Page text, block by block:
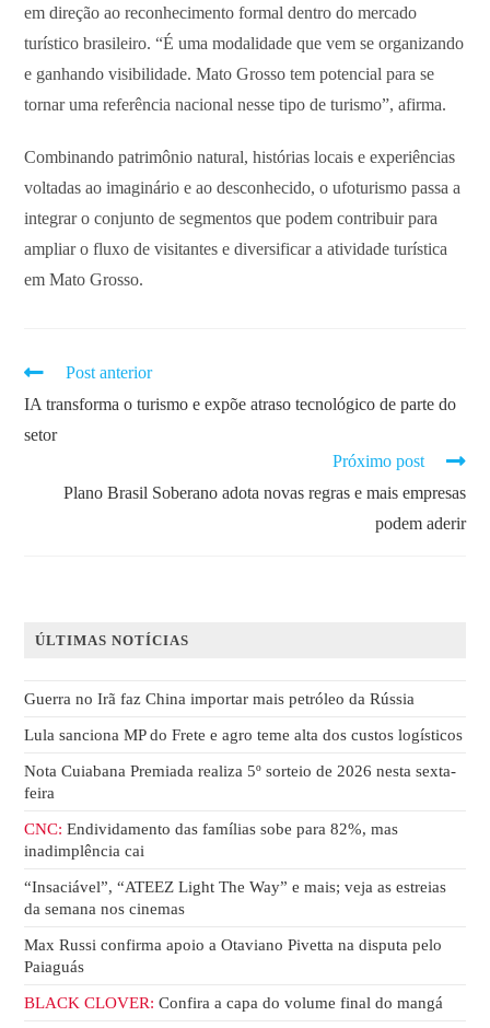
em direção ao reconhecimento formal dentro do mercado
turístico brasileiro. “É uma modalidade que vem se organizando
e ganhando visibilidade. Mato Grosso tem potencial para se
tornar uma referência nacional nesse tipo de turismo”, afirma.
Combinando patrimônio natural, histórias locais e experiências
voltadas ao imaginário e ao desconhecido, o ufoturismo passa a
integrar o conjunto de segmentos que podem contribuir para
ampliar o fluxo de visitantes e diversificar a atividade turística
em Mato Grosso.
Post anterior
IA transforma o turismo e expõe atraso tecnológico de parte do
setor
Próximo post
Plano Brasil Soberano adota novas regras e mais empresas
podem aderir
ÚLTIMAS NOTÍCIAS
Guerra no Irã faz China importar mais petróleo da Rússia
Lula sanciona MP do Frete e agro teme alta dos custos logísticos
Nota Cuiabana Premiada realiza 5º sorteio de 2026 nesta sexta-
feira
CNC: Endividamento das famílias sobe para 82%, mas
inadimplência cai
“Insaciável”, “ATEEZ Light The Way” e mais; veja as estreias
da semana nos cinemas
Max Russi confirma apoio a Otaviano Pivetta na disputa pelo
Paiaguás
BLACK CLOVER: Confira a capa do volume final do mangá